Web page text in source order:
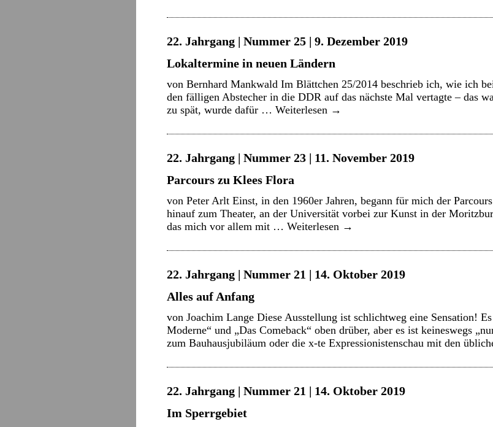
22. Jahrgang | Nummer 25 | 9. Dezember 2019
Lokaltermine in neuen Ländern
von Bernhard Mankwald Im Blättchen 25/2014 beschrieb ich, wie ich
den fälligen Abstecher in die DDR auf das nächste Mal vertagte – das
zu spät, wurde dafür … Weiterlesen →
22. Jahrgang | Nummer 23 | 11. November 2019
Parcours zu Klees Flora
von Peter Arlt Einst, in den 1960er Jahren, begann für mich der
hinauf zum Theater, an der Universität vorbei zur Kunst in der
das mich vor allem mit … Weiterlesen →
22. Jahrgang | Nummer 21 | 14. Oktober 2019
Alles auf Anfang
von Joachim Lange Diese Ausstellung ist schlichtweg eine Sensation!
Moderne“ und „Das Comeback“ oben drüber, aber es ist keineswegs
zum Bauhausjubiläum oder die x-te Expressionistenschau mit den
22. Jahrgang | Nummer 21 | 14. Oktober 2019
Im Sperrgebiet